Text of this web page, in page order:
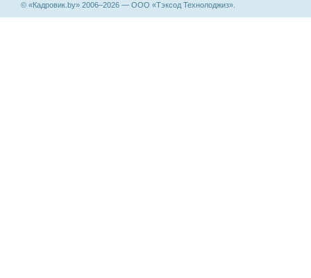
© «Кадровик.by» 2006–2026 — ООО «Тэксод Технолоджиз».